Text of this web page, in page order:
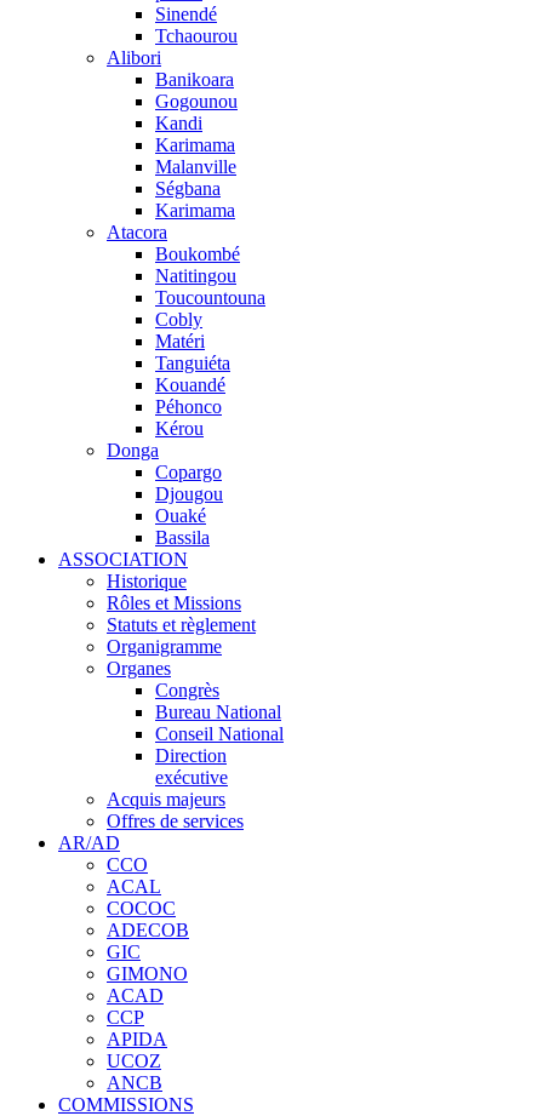
Sinendé
Tchaourou
Alibori
Banikoara
Gogounou
Kandi
Karimama
Malanville
Ségbana
Karimama
Atacora
Boukombé
Natitingou
Toucountouna
Cobly
Matéri
Tanguiéta
Kouandé
Péhonco
Kérou
Donga
Copargo
Djougou
Ouaké
Bassila
ASSOCIATION
Historique
Rôles et Missions
Statuts et règlement
Organigramme
Organes
Congrès
Bureau National
Conseil National
Direction
exécutive
Acquis majeurs
Offres de services
AR/AD
CCO
ACAL
COCOC
ADECOB
GIC
GIMONO
ACAD
CCP
APIDA
UCOZ
ANCB
COMMISSIONS